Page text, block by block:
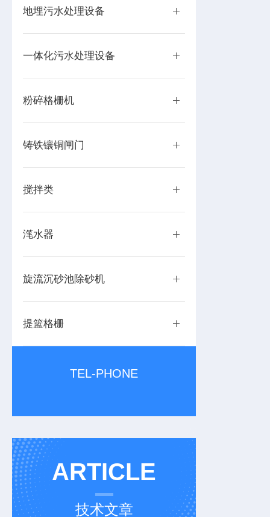
地埋污水处理设备
一体化污水处理设备
粉碎格栅机
铸铁镶铜闸门
搅拌类
滗水器
旋流沉砂池除砂机
提篮格栅
TEL-PHONE
ARTICLE
技术文章